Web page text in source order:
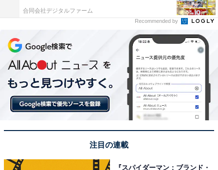
「奥飯坂 穴原温泉 匠のこころ 吉川屋」は豊かな
自然と自家源泉の美肌の湯が魅力
合同会社デジタルファーム
Recommended by
注目の連載
『スパイダーマン：ブランド・